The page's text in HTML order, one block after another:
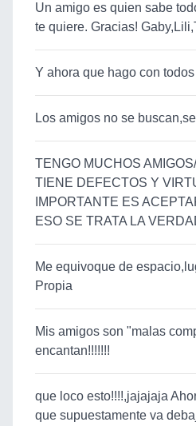
Un amigo es quien sabe
te quiere. Gracias!
Y ahora que hago con
Los amigos no se
TENGO MUCHOS
TIENE DEFECTOS Y
IMPORTANTE ES
ESO SE TRATA LA
Me equivoque de
Propia
Mis amigos son "malas
encantan!!!!!!!
que loco esto!!!!,jajajaja
que supuestamente va